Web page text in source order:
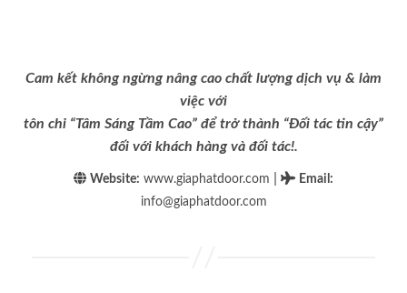
Cam kết không ngừng nâng cao chất lượng dịch vụ & làm
việc với
tôn chỉ “Tâm Sáng Tầm Cao” để trở thành “Đối tác tin cậy”
đối với khách hàng và đối tác!.
Website: www.giaphatdoor.com Email :
info@giaphatdoor.com